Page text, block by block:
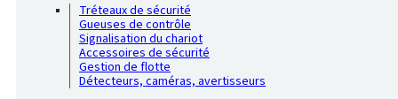
Tréteaux de sécurité
Gueuses de contrôle
Signalisation du chariot
Accessoires de sécurité
Gestion de flotte
Détecteurs, caméras, avertisseurs